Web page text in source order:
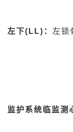
左下(LL)： 左锁
监护系统临监测